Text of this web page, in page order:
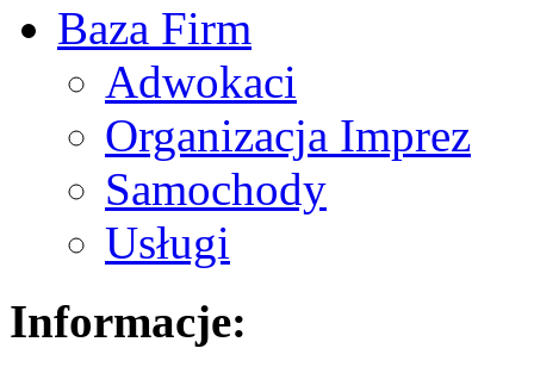
Baza Firm
Adwokaci
Organizacja Imprez
Samochody
Usługi
Informacje: